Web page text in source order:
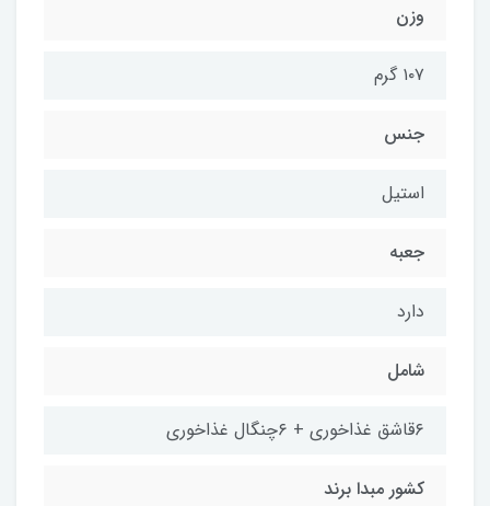
وزن
۱۰۷ گرم
جنس
استیل
جعبه
دارد
شامل
۶قاشق غذاخوری + ۶چنگال غذاخوری
کشور مبدا برند